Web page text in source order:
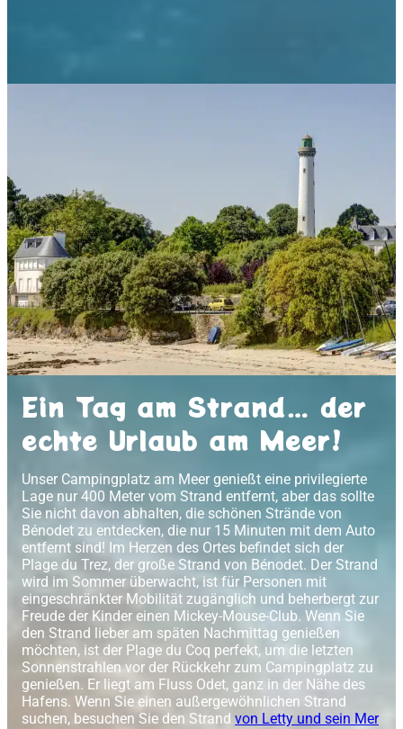
Ein Tag am Strand… der
echte Urlaub am Meer!
Unser Campingplatz am Meer genießt eine privilegierte
Lage nur 400 Meter vom Strand entfernt, aber das sollte
Sie nicht davon abhalten, die schönen Strände von
Bénodet zu entdecken, die nur 15 Minuten mit dem Auto
entfernt sind! Im Herzen des Ortes befindet sich der
Plage du Trez, der große Strand von Bénodet. Der Strand
wird im Sommer überwacht, ist für Personen mit
eingeschränkter Mobilität zugänglich und beherbergt zur
Freude der Kinder einen Mickey-Mouse-Club. Wenn Sie
den Strand lieber am späten Nachmittag genießen
möchten, ist der Plage du Coq perfekt, um die letzten
Sonnenstrahlen vor der Rückkehr zum Campingplatz zu
genießen. Er liegt am Fluss Odet, ganz in der Nähe des
Hafens. Wenn Sie einen außergewöhnlichen Strand
suchen, besuchen Sie den Strand von Letty und sein Mer